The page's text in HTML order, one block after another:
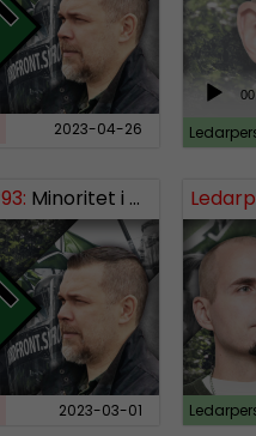
2023-04-26
A
d
o
P
l
a
y
e
r
Minoritet i vårt eget land och den största, bästa och vackraste organisationen
2023-03-01